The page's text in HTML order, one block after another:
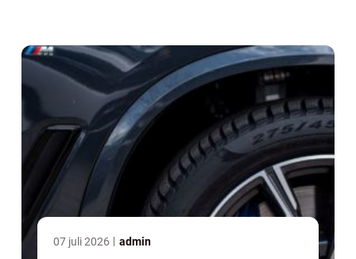
miljömedvetna biläg...
07 juli 2026 admin